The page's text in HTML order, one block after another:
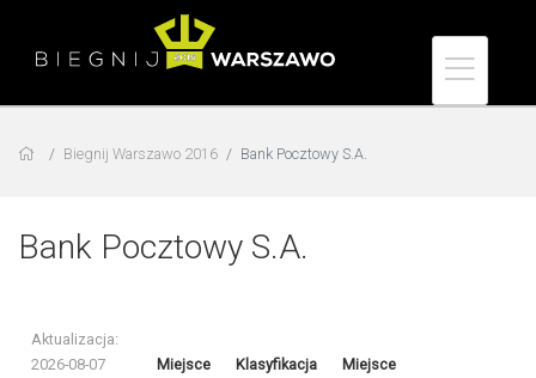
Biegnij Warszawo 2016 Bank Pocztowy S.A.
Bank Pocztowy S.A.
Aktualizacja:
2026-08-07
Miejsce
Klasyfikacja
Miejsce